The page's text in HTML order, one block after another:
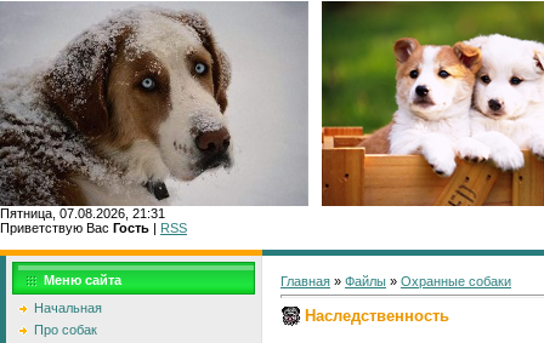
Пятница, 07.08.2026, 21:31
Приветствую Вас Гость | RSS
Меню сайта
Начальная
Про собак
Главная » Файлы » Охранные собаки
Наследственность